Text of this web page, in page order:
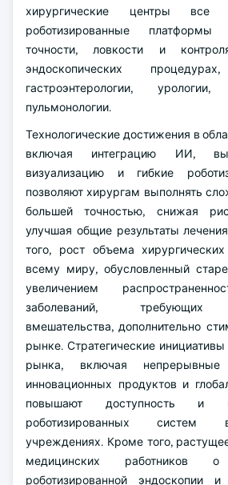
хирургические центры все
роботизированные
точности, ловкости и
эндоскопических
гастроэнтерологии,
пульмонологии.
Технологические достижения в
включая интеграцию ИИ,
визуализацию и гибкие
позволяют хирургам выполнять
большей точностью, снижая
улучшая общие результаты
того, рост объема
всему миру, обусловленный
увеличением
заболеваний, требующих
вмешательства, дополнительно
рынке. Стратегические
рынка, включая
инновационных продуктов и
повышают доступность и
роботизированных систем
учреждениях. Кроме того,
медицинских работников о
роботизированной эндоскопии